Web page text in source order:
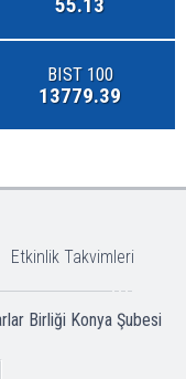
55.13
BIST 100
13779.39
Etkinlik Takvimleri
Birliği Konya Şubesi